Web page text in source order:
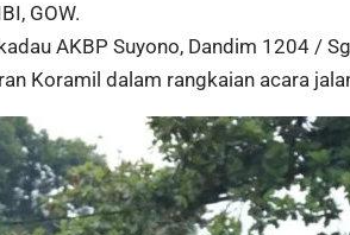
GOW.
AKBP Suyono, Dandim 1204 /
Koramil dalam rangkaian acara